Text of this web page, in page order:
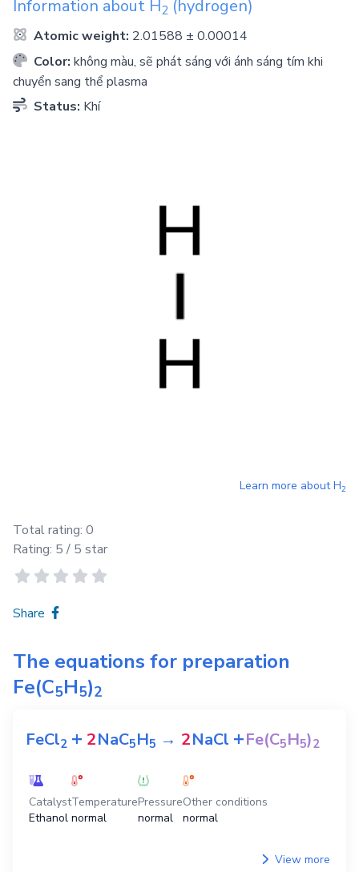
Information about H2 (hydrogen)
Atomic weight: 2.01588 ± 0.00014
Color: không màu, sẽ phát sáng với ánh sáng tím khi
chuyển sang thể plasma
Status: Khí
Learn more aboutH2
Total rating: 0
Rating: 5 / 5 star
Share
The equations for preparation
Fe(C5H5)2
FeCl2 + 2NaC5H5 → 2NaCl +Fe(C5H5)2
Catalyst
Ethanol
Temperature
normal
Pressure
normal
Other conditions
normal
View more